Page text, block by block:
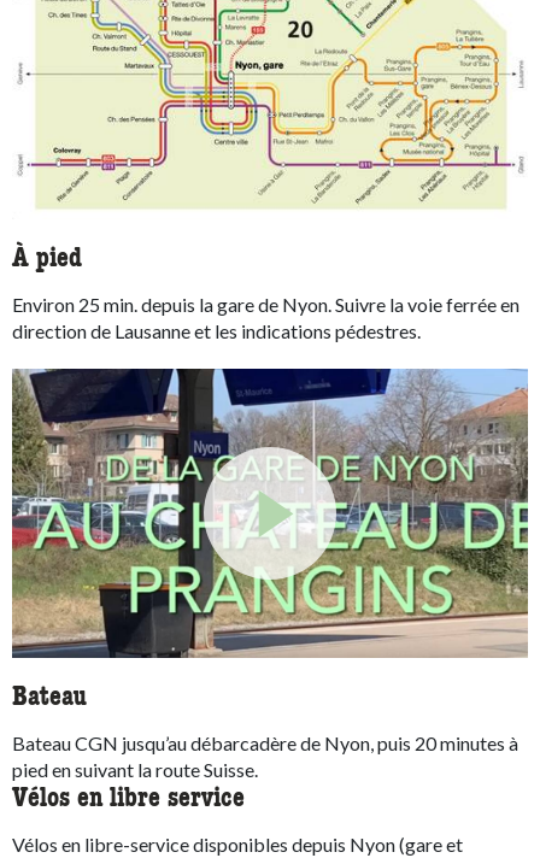
À pied
Environ 25 min. depuis la gare de Nyon. Suivre la voie ferrée en
direction de Lausanne et les indications pédestres.
Bateau
Bateau CGN jusqu’au débarcadère de Nyon, puis 20 minutes à
pied en suivant la route Suisse.
Vélos en libre service
Vélos en libre-service disponibles depuis Nyon (gare et